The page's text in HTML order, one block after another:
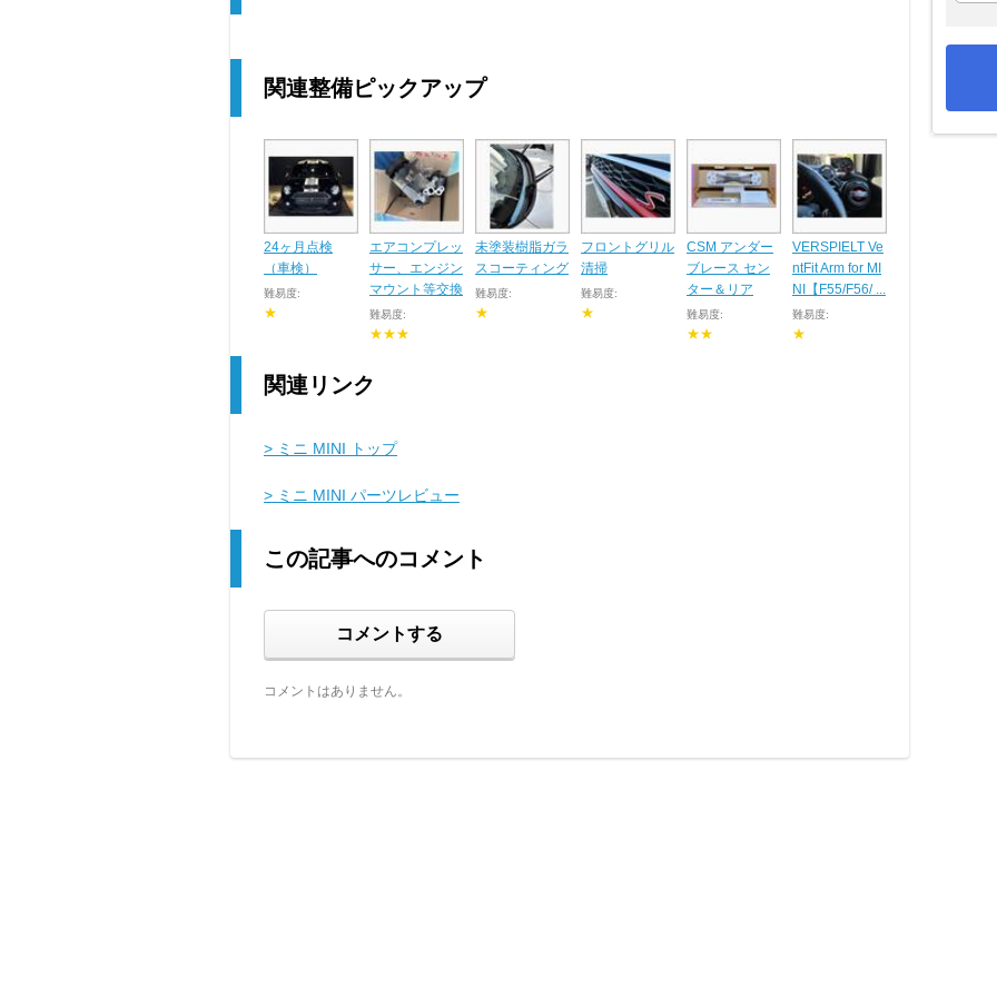
関連整備ピックアップ
24ヶ月点検
（車検）
難易度:
★
エアコンプレッ
サー、エンジン
マウント等交換
難易度:
★★★
未塗装樹脂ガラ
スコーティング
難易度:
★
フロントグリル
清掃
難易度:
★
CSM アンダー
ブレース セン
ター＆リア
難易度:
★★
VERSPIELT Ve
ntFit Arm for MI
NI【F55/F56/ ...
難易度:
★
関連リンク
> ミニ MINI トップ
> ミニ MINI パーツレビュー
この記事へのコメント
コメントする
コメントはありません。